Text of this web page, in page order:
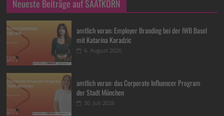
Neueste Beiträge auf SAATKORN
amtlich voran: Employer Branding bei der IWB Basel
mit Katarina Karadzic
6. August 2026
amtlich voran: das Corporate Influencer Program
der Stadt München
30. Juli 2026